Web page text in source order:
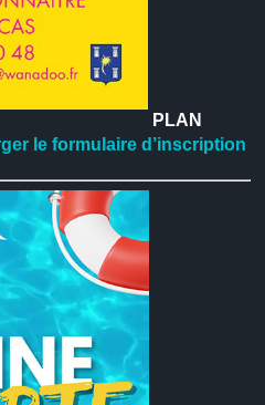
PLAN
le formulaire d’inscription